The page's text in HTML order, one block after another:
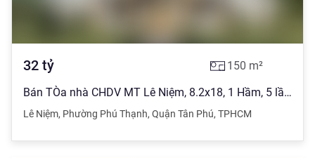
32 tỷ 150 m²
Bán TÒa nhà CHDV MT Lê Niệm, 8.2x18, 1 Hầm, 5 lầu, giá 32 tỷ
Lê Niệm, Phường Phú Thạnh, Quận Tân Phú, TPHCM